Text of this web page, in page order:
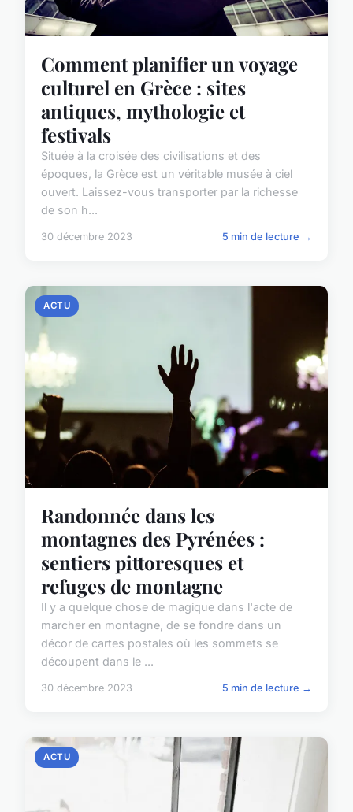
Comment planifier un voyage
culturel en Grèce : sites
antiques, mythologie et
festivals
Située à la croisée des civilisations et des
époques, la Grèce est un véritable musée à ciel
ouvert. Laissez-vous transporter par la richesse
de son h...
30 décembre 2023 5 min de lecture →
ACTU
Randonnée dans les
montagnes des Pyrénées :
sentiers pittoresques et
refuges de montagne
Il y a quelque chose de magique dans l'acte de
marcher en montagne, de se fondre dans un
décor de cartes postales où les sommets se
découpent dans le ...
30 décembre 2023 5 min de lecture →
ACTU